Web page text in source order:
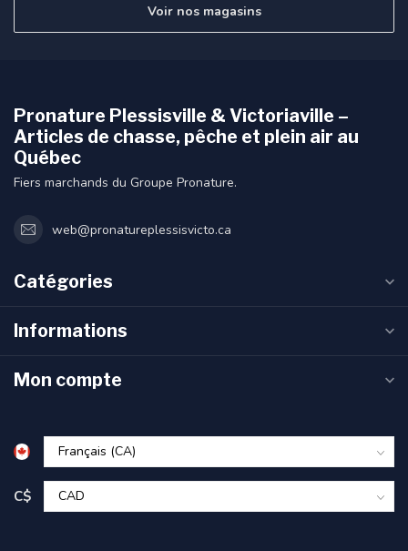
Voir nos magasins
Pronature Plessisville & Victoriaville –
Articles de chasse, pêche et plein air au
Québec
Fiers marchands du Groupe Pronature.
web@pronatureplessisvicto.ca
Catégories
Informations
Mon compte
C$